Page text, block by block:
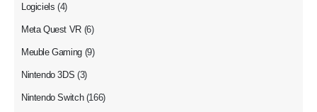
Logiciels (4)
Meta Quest VR (6)
Meuble Gaming (9)
Nintendo 3DS (3)
Nintendo Switch (166)